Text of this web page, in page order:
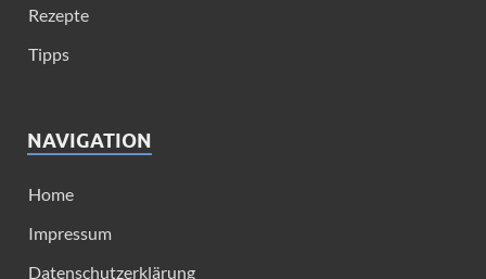
Rezepte
Tipps
NAVIGATION
Home
Impressum
Datenschutzerklärung